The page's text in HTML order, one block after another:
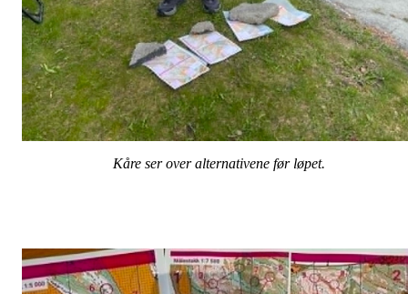
Kåre ser over alternativene før løpet.